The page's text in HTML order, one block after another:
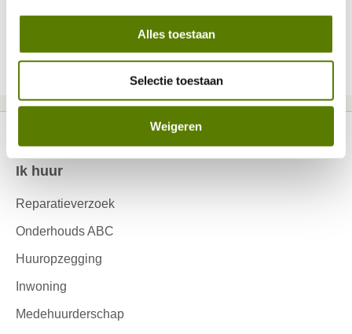
Alles toestaan
Selectie toestaan
Weigeren
Selecteer een pagina
1 2 3 4 5 6
Contactinformatie
Ik huur
Reparatieverzoek
Onderhouds ABC
Huuropzegging
Inwoning
Medehuurderschap